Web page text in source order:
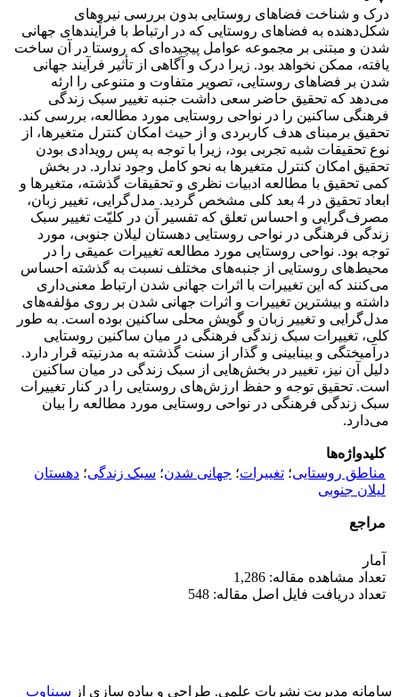
درک و شناخت فضاهای روستایی بدون بررسی نیروهای
شکل‌دهنده به فضاهای روستایی که در ارتباط با فرآیندهای جهانی
شدن و مبتنی بر مجموعه عوامل پیچیده‌ای که روستا در آن ساخت
یافته، ممکن نخواهد بود. زیرا درک و آگاهی از تأثیر فرآیند جهانی
شدن بر فضاهای روستایی، تصویر متفاوت و متنوعی را ارئه
می‌دهد که تحقیق حاضر سعی داشت جنبه تغییر سبک زندگی
فرهنگی ساکنین را در نواحی روستایی مورد مطالعه، بررسی کند.
تحقیق برمبنای هدف کاربردی و از حیث امکان کنترل متغیرها، از
نوع تحقیقات شبه تجربی بود، زیرا با توجه به پس رویدادی بودن
تحقیق امکان کنترل متغیرها به نحو کامل وجود ندارد. در بخش
کمی تحقیق با مطالعه ادبیات نظری و تحقیقات گذشته، متغیرها و
ابعاد تحقیق در 4 بعد کلی مشخص گردید. مدل‌گرایی، تغییر زبان،
مصرف‌گرایی و احساس تعلق که تفسیر آن در کلیّت تغییر سبک
زندگی فرهنگی در نواحی روستایی دهستان لیلان جنوبی، مورد
توجه بود. نواحی روستایی مورد مطالعه تغییرات عمیقی را در
محیط‌های روستایی از جنبه‌های مختلف نسبت به گذشته احساس
می‌کنند که این تغییرات با اثرات جهانی شدن ارتباط معنی‌داری
داشته و بیشترین تغییرات و اثرات جهانی شدن بر روی مؤلفه‌های
مدل‌گرایی و تغییر زبان و گویش محلی ساکنین بوده است. به طور
کلی، تغییرات سبک زندگی فرهنگی در میان ساکنین روستایی
درآمیختگی و بینابینی و گذار از سنت گذشته به مدرنیته قرار دارد.
دلیل آن نیز، تغییر در بخش‌هایی از سبک زندگی در میان ساکنین
است. تحقیق توجه و حفظ ارزش‌های روستایی را در کنار تغییرات
سبک زندگی فرهنگی در نواحی روستایی مورد مطالعه را بیان
می‌دارد.
کلیدواژه‌ها
مناطق روستایی؛ تغییرات؛ جهانی شدن؛ سبک زندگی؛ دهستان
لیلان جنوبی
مراجع
آمار
تعداد مشاهده مقاله: 1,286
تعداد دریافت فایل اصل مقاله: 548
سامانه مدیریت نشریات علمی. طراحی و پیاده سازی از سیناوب